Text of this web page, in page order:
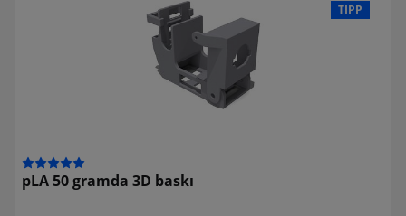
TIPP
pLA 50 gramda 3D baskı